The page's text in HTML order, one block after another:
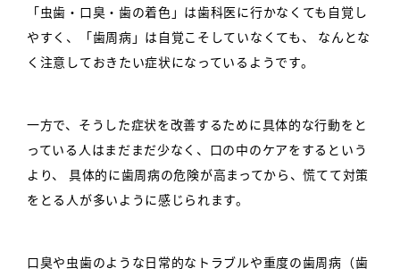
「虫歯・口臭・歯の着色」は歯科医に行かなくても自覚し
やすく、「歯周病」は自覚こそしていなくても、
なんとな
く注意しておきたい症状になっているようです。
一方で、そうした症状を改善するために具体的な行動をと
っている人はまだまだ少なく、口の中のケアをするという
より、
具体的に歯周病の危険が高まってから、慌てて対策
をとる人が多いように感じられます。
口臭や虫歯のような日常的なトラブルや重度の歯周病（歯